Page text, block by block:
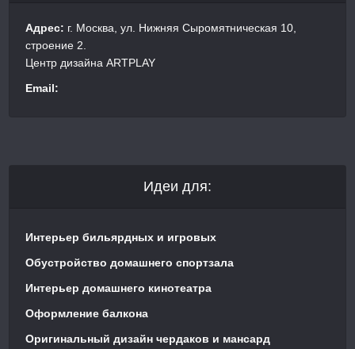
Адрес: г. Москва, ул. Нижняя Сыромятническая 10,
строение 2.
Центр дизайна ARTPLAY
Email:
Идеи для:
Интерьер бильярдных и игровых
Обустройство домашнего спортзала
Интерьер домашнего кинотеатра
Оформление балкона
Оригинальный дизайн чердаков и мансард